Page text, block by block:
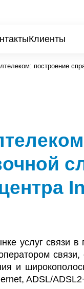
Клиенты
построение
услуг связи
и
ADSL/